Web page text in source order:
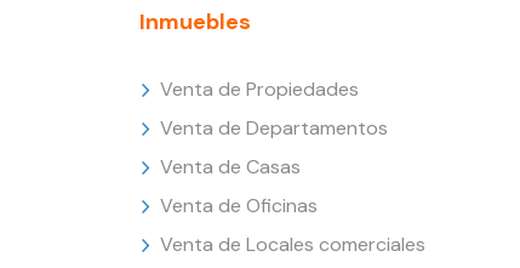
Inmuebles
Venta de Propiedades
Venta de Departamentos
Venta de Casas
Venta de Oficinas
Venta de Locales comerciales